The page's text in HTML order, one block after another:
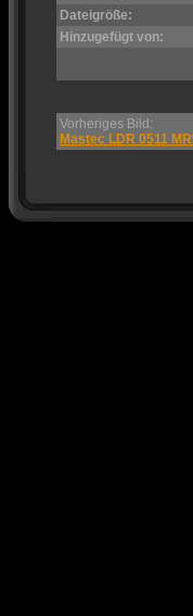
Dateigröße:
Hinzugefügt von:
Vorheriges Bild:
Mastec LDR 0511